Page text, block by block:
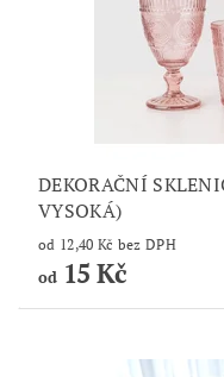
DEKORAČNÍ
VYSOKÁ)
od 12,40 Kč bez DPH
od15 Kč